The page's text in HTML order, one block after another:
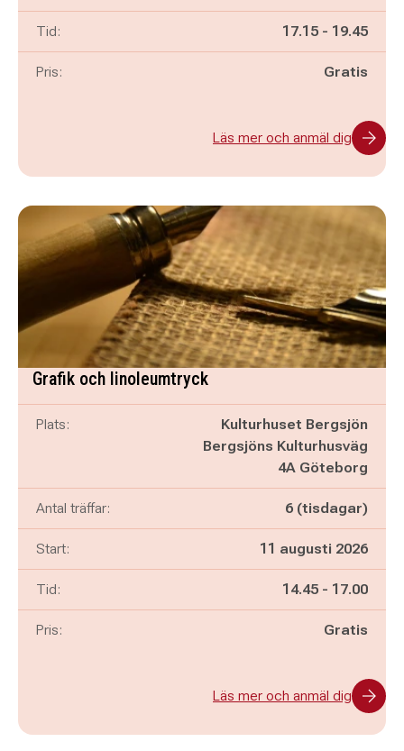
Tid: Pågår mellan
17.15 - och
19.45
Pris: Gratis
Läs mer och anmäl dig
Grafik och linoleumtryck
Plats:
Kulturhuset Bergsjön
Bergsjöns Kulturhusväg
4A Göteborg
Antal träffar: 6 (tisdagar)
Start: 11 augusti 2026
Tid: Pågår mellan
14.45 - och
17.00
Pris: Gratis
Läs mer och anmäl dig